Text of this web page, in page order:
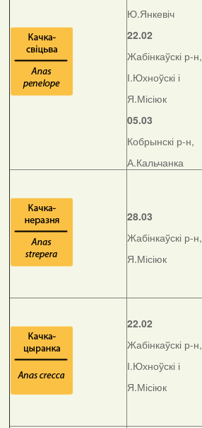
Ю.Янкевіч
22.02
Жабінкаўскі р-н,
І.Юхноўскі і
Я.Місіюк
05.03
Кобрынскі р-н,
А.Кальчанка
28.03
Жабінкаўскі р-н,
Я.Місіюк
22.02
Жабінкаўскі р-н,
І.Юхноўскі і
Я.Місіюк